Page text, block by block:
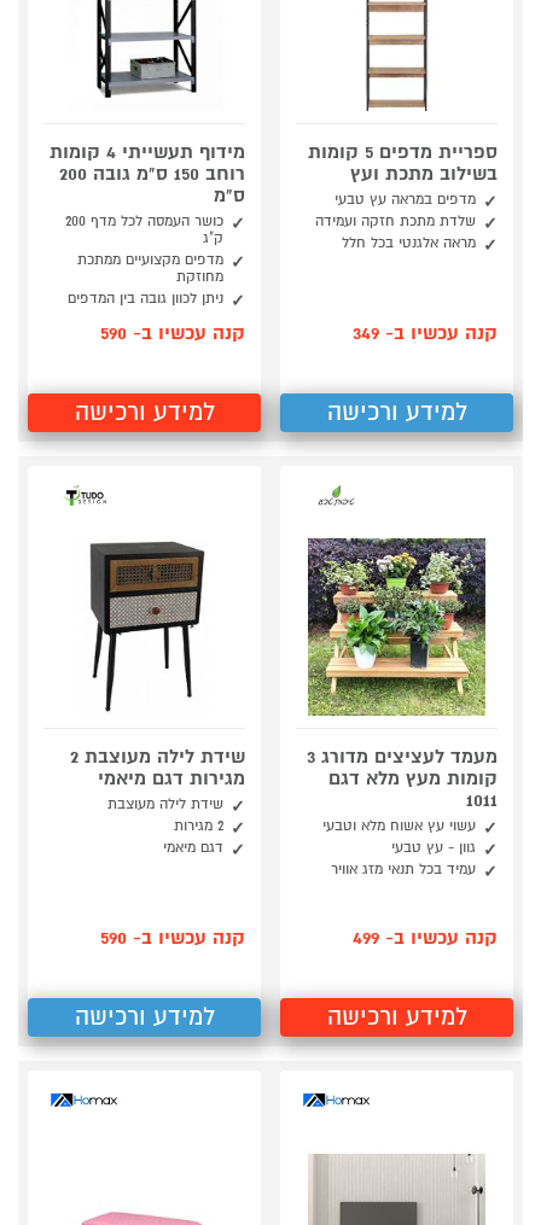
ספריית מדפים 5 קומות
בשילוב מתכת ועץ
מדפים במראה עץ טבעי
שלדת מתכת חזקה ועמידה
מראה אלגנטי בכל חלל
קנה עכשיו ב- 349
למידע ורכישה
מידוף תעשייתי 4 קומות
רוחב 150 ס"מ גובה 200
ס"מ
כושר העמסה לכל מדף 200
ק"ג
מדפים מקצועיים ממתכת
מחוזקת
ניתן לכוון גובה בין המדפים
קנה עכשיו ב- 590
למידע ורכישה
מעמד לעציצים מדורג 3
קומות מעץ מלא דגם
1011
עשוי עץ אשוח מלא וטבעי
גוון - עץ טבעי
עמיד בכל תנאי מזג אוויר
קנה עכשיו ב- 499
למידע ורכישה
שידת לילה מעוצבת 2
מגירות דגם מיאמי
שידת לילה מעוצבת
2 מגירות
דגם מיאמי
קנה עכשיו ב- 590
למידע ורכישה